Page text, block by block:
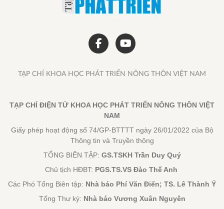
TẠP CHÍ KHOA HỌC PHÁT TRIỂN NÔNG THÔN VIỆT NAM
TẠP CHÍ ĐIỆN TỬ KHOA HỌC PHÁT TRIỂN NÔNG THÔN VIỆT
NAM
Giấy phép hoạt động số 74/GP-BTTTT ngày 26/01/2022 của Bộ
Thông tin và Truyền thông
TỔNG BIÊN TẬP: GS.TSKH Trần Duy Quý
Chủ tịch HĐBT: PGS.TS.VS Đào Thế Anh
Các Phó Tổng Biên tập: Nhà báo Phí Văn Điển; TS. Lê Thành Ý
Tổng Thư ký: Nhà báo Vương Xuân Nguyên